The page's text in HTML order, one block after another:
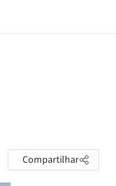
Compartilhar